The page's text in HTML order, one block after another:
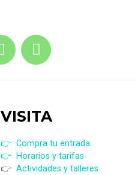
VISITA
👉 Compra tu entrada
👉 Horarios y tarifas
👉 Actividades y talleres